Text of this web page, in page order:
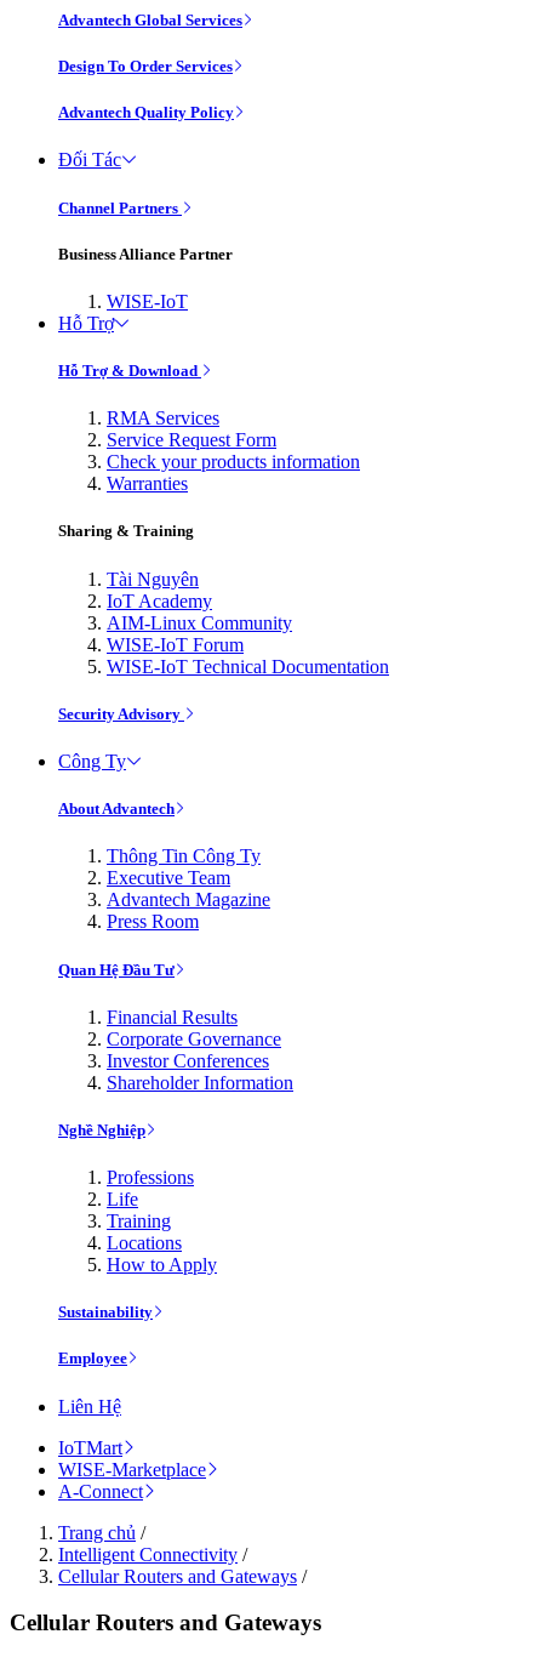
Advantech Global Services
Design To Order Services
Advantech Quality Policy
Đối Tác
Channel Partners
Business Alliance Partner
WISE-IoT
Hỗ Trợ
Hỗ Trợ & Download
RMA Services
Service Request Form
Check your products information
Warranties
Sharing & Training
Tài Nguyên
IoT Academy
AIM-Linux Community
WISE-IoT Forum
WISE-IoT Technical Documentation
Security Advisory
Công Ty
About Advantech
Thông Tin Công Ty
Executive Team
Advantech Magazine
Press Room
Quan Hệ Đầu Tư
Financial Results
Corporate Governance
Investor Conferences
Shareholder Information
Nghề Nghiệp
Professions
Life
Training
Locations
How to Apply
Sustainability
Employee
Liên Hệ
IoTMart
WISE-Marketplace
A-Connect
Trang chủ /
Intelligent Connectivity /
Cellular Routers and Gateways /
Cellular Routers and Gateways